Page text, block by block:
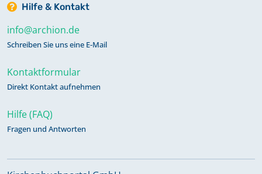
Hilfe & Kontakt
info@archion.de
Schreiben Sie uns eine E-Mail
Kontaktformular
Direkt Kontakt aufnehmen
Hilfe (FAQ)
Fragen und Antworten